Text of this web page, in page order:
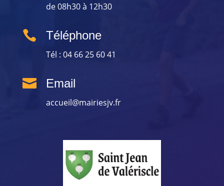
de 08h30 à 12h30
 Téléphone
Tél : 04 66 25 60 41
 Email
accueil@mairiesjv.fr